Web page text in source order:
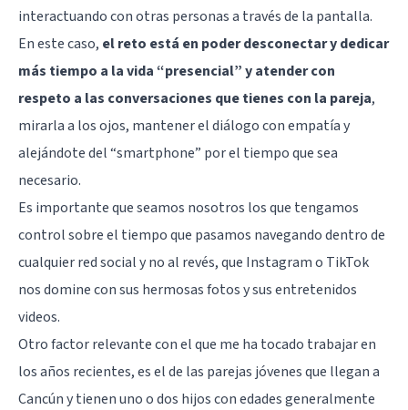
interactuando con otras personas a través de la pantalla.
En este caso, el reto está en poder desconectar y dedicar
más tiempo a la vida “presencial” y atender con
respeto a las conversaciones que tienes con la pareja,
mirarla a los ojos, mantener el diálogo conempatíay
alejándote del “smartphone” por el tiempo que sea
necesario.
Es importante que seamos nosotros los que tengamos
control sobre el tiempo que pasamos navegando dentro de
cualquier red social y no al revés, que Instagram o TikTok
nos domine con sus hermosas fotos y sus entretenidos
videos.
Otro factor relevante con el que me ha tocado trabajar en
los años recientes, es el de las parejas jóvenes que llegan a
Cancún y tienen uno o dos hijos con edades generalmente